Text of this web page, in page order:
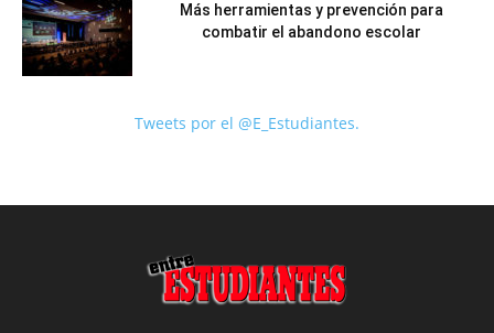
Más herramientas y prevención para
combatir el abandono escolar
Tweets por el @E_Estudiantes.